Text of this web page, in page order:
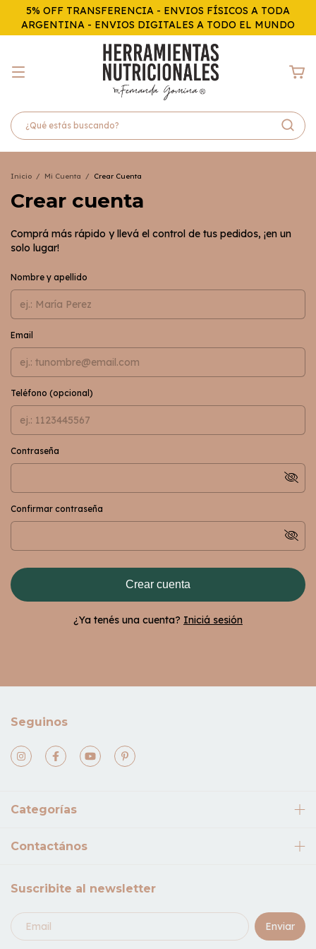
5% OFF TRANSFERENCIA - ENVIOS FÍSICOS A TODA
ARGENTINA - ENVIOS DIGITALES A TODO EL MUNDO
Inicio / Mi Cuenta / Crear Cuenta
Crear cuenta
Comprá más rápido y llevá el control de tus pedidos, ¡en un
solo lugar!
Nombre y apellido
Email
Teléfono (opcional)
Contraseña
Confirmar contraseña
Crear cuenta
¿Ya tenés una cuenta? Iniciá sesión
Seguinos
Categorías
Contactános
Suscribite al newsletter